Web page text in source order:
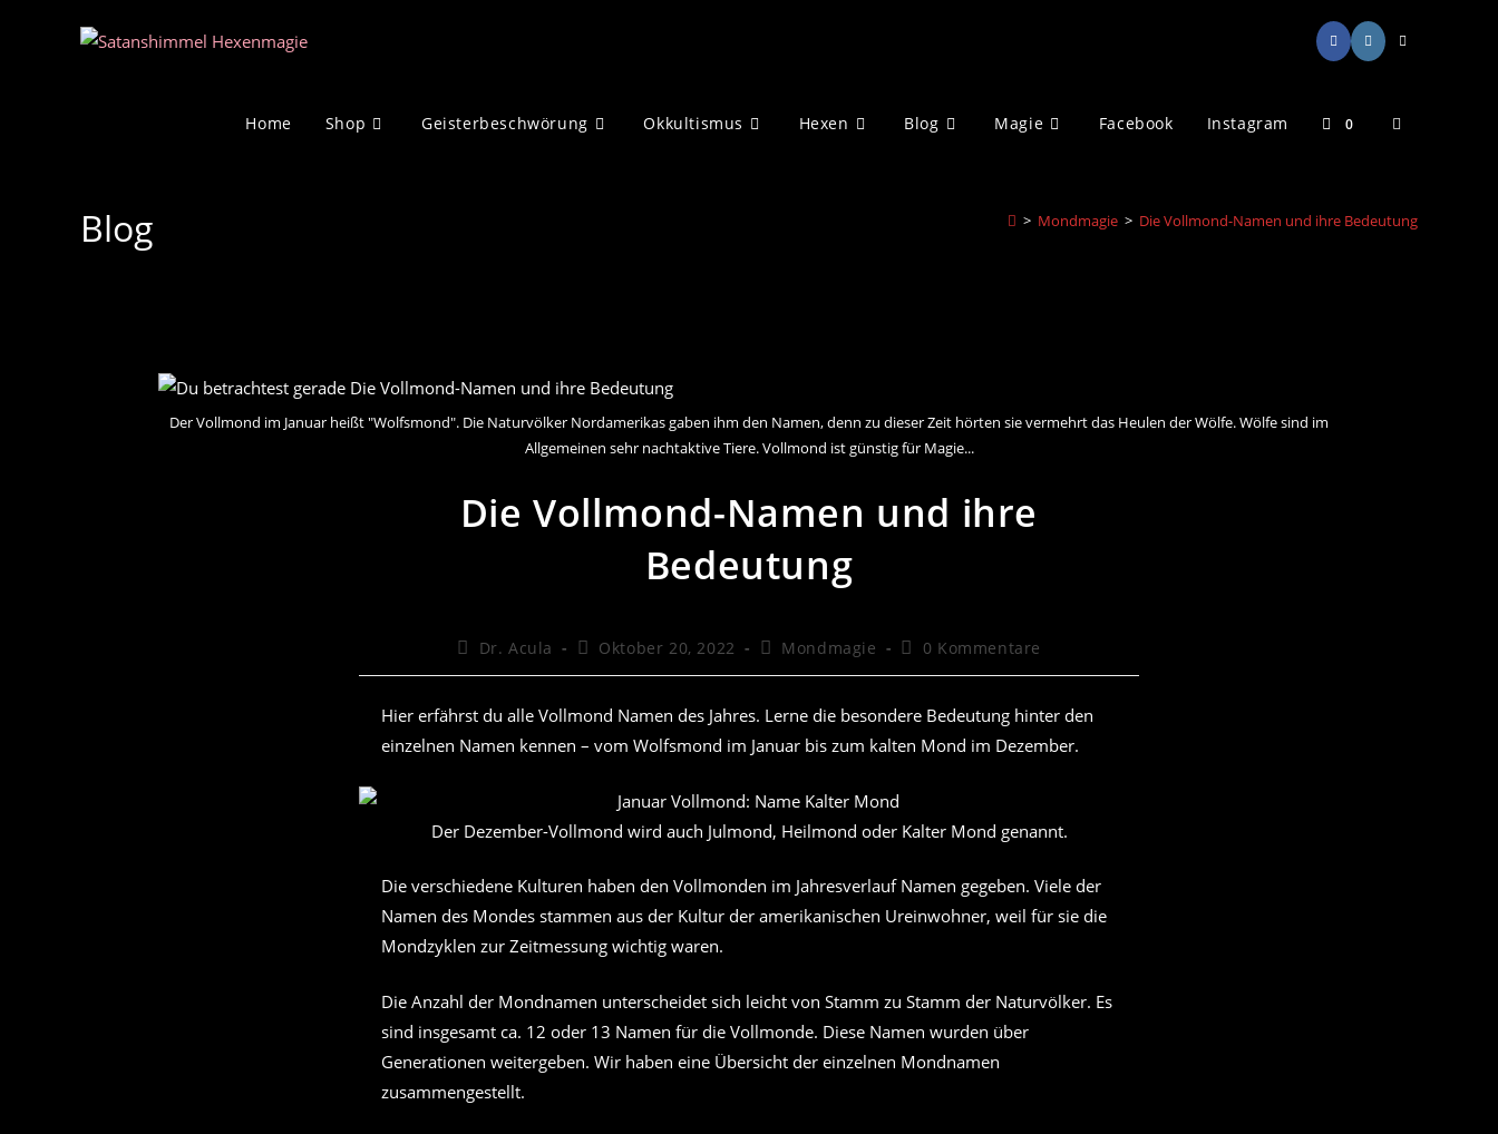
Home Shop Geisterbeschwörung Okkultismus Hexen Blog Magie Facebook Instagram 0 Website-
Blog > Mondmagie > Die Vollmond-Namen und ihre Bedeutung
Der Vollmond im Januar heißt "Wolfsmond". Die Naturvölker Nordamerikas gaben ihm den Namen, denn zu dieser Zeit hörten sie vermehrt das Heulen der Wölfe. Wölfe sind im
Allgemeinen sehr nachtaktive Tiere. Vollmond ist günstig für Magie...
Die Vollmond-Namen und ihre
Bedeutung
Beitrags-
Dr. Acula
Beitrag
Oktober 20, 2022
Beitrags-
Mondmagie
Beitrags-
0 Kommentare
Hier erfährst du alle Vollmond Namen des Jahres. Lerne die besondere Bedeutung hinter den
einzelnen Namen kennen – vom Wolfsmond im Januar bis zum kalten Mond im Dezember.
Der Dezember-Vollmond wird auch Julmond, Heilmond oder Kalter Mond genannt.
Die verschiedene Kulturen haben den Vollmonden im Jahresverlauf Namen gegeben. Viele der
Namen des Mondes stammen aus der Kultur der amerikanischen Ureinwohner, weil für sie die
Mondzyklen zur Zeitmessung wichtig waren.
Die Anzahl der Mondnamen unterscheidet sich leicht von Stamm zu Stamm der Naturvölker. Es
sind insgesamt ca. 12 oder 13 Namen für die Vollmonde. Diese Namen wurden über
Generationen weitergeben. Wir haben eine Übersicht der einzelnen Mondnamen
zusammengestellt.